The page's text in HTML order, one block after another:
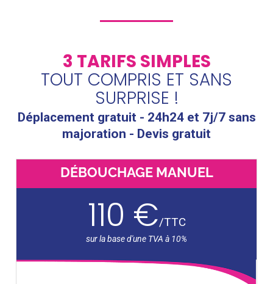
3 TARIFS SIMPLES
TOUT COMPRIS ET SANS
SURPRISE !
Déplacement gratuit - 24h24 et 7j/7 sans
majoration - Devis gratuit
DÉBOUCHAGE MANUEL
110 €/TTC